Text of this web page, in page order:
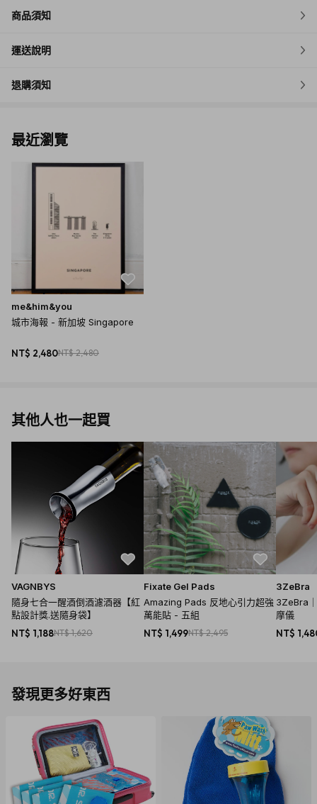
商品規格
材質：Rohmill Cream Paper Stock 190gsm
尺寸：450 x 640mm
內容物：城市海報 - 新加坡 Singapore
商品須知
運送說明
退購須知
最近瀏覽
me&him&you
城市海報 - 新加坡 Singapore
NT$ 2,480NT$ 2,480
其他人也一起買
VAGNBYS
隨身七合一醒酒倒酒濾酒器【紅
點設計獎.送隨身袋】
NT$ 1,188NT$ 1,620
Fixate Gel Pads
Amazing Pads 反地心引力超強
萬能貼 - 五組
NT$ 1,499NT$ 2,495
3ZeBra
3ZeBra
摩儀
NT$
發現更多好東西